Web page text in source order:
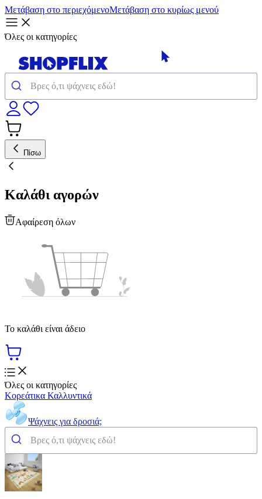
Μετάβαση στο περιεχόμενοΜετάβαση στο κυρίως μενού
Όλες οι κατηγορίες
Πίσω
Καλάθι αγορών
Αφαίρεση όλων
Το καλάθι είναι άδειο
Όλες οι κατηγορίες
Κορεάτικα Καλλυντικά
Ψάχνεις για δροσιά;